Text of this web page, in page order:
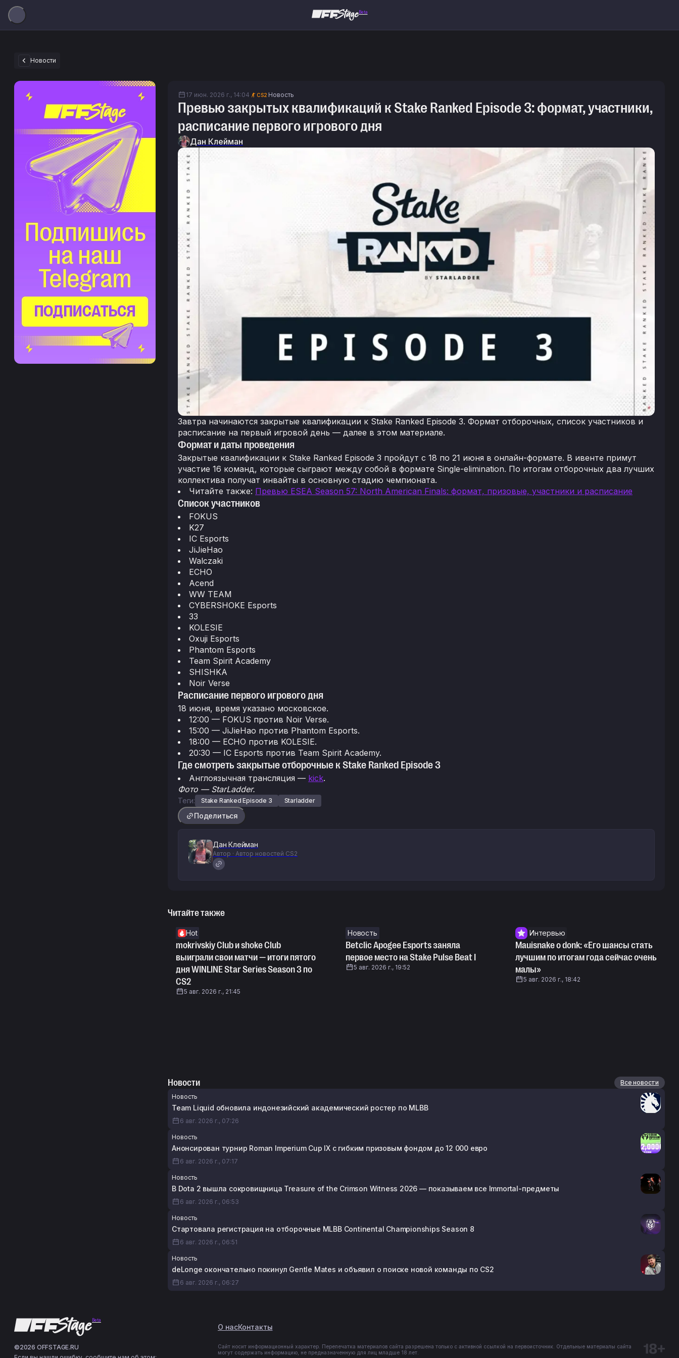
Beta
Новости
17 июн. 2026 г., 14:04 CS2 Новость
Превью закрытых квалификаций к Stake Ranked Episode 3: формат, участники,
расписание первого игрового дня
Дан Клейман
Завтра начинаются закрытые квалификации к Stake Ranked Episode 3. Формат отборочных, список участников и
расписание на первый игровой день — далее в этом материале.
Формат и даты проведения
Закрытые квалификации к Stake Ranked Episode 3 пройдут с 18 по 21 июня в онлайн-формате. В ивенте примут
участие 16 команд, которые сыграют между собой в формате Single-elimination. По итогам отборочных два лучших
коллектива получат инвайты в основную стадию чемпионата.
Читайте также: Превью ESEA Season 57: North American Finals: формат, призовые, участники и расписание
Список участников
FOKUS
K27
IC Esports
JiJieHao
Walczaki
ECHO
Acend
WW TEAM
CYBERSHOKE Esports
33
KOLESIE
Oxuji Esports
Phantom Esports
Team Spirit Academy
SHISHKA
Noir Verse
Расписание первого игрового дня
18 июня, время указано московское.
12:00 — FOKUS против Noir Verse.
15:00 — JiJieHao против Phantom Esports.
18:00 — ECHO против KOLESIE.
20:30 — IC Esports против Team Spirit Academy.
Где смотреть закрытые отборочные к Stake Ranked Episode 3
Англоязычная трансляция — kick.
Фото — StarLadder.
Теги: Stake Ranked Episode 3 Starladder
Поделиться
Дан Клейман
Автор · Автор новостей CS2
Читайте также
Hot
mokrivskiy Club и shoke Club
выиграли свои матчи — итоги пятого
дня WINLINE Star Series Season 3 по
CS2
5 авг. 2026 г., 21:45
Новость
Betclic Apogee Esports заняла
первое место на Stake Pulse Beat I
5 авг. 2026 г., 19:52
Интервью
Mauisnake о donk: «Его шансы стать
лучшим по итогам года сейчас очень
малы»
5 авг. 2026 г., 18:42
Новости
Все новости
Новость
Team Liquid обновила индонезийский академический ростер по MLBB
6 авг. 2026 г., 07:26
Новость
Анонсирован турнир Roman Imperium Cup IX с гибким призовым фондом до 12 000 евро
6 авг. 2026 г., 07:17
Новость
В Dota 2 вышла сокровищница Treasure of the Crimson Witness 2026 — показываем все Immortal-предметы
6 авг. 2026 г., 06:53
Новость
Стартовала регистрация на отборочные MLBB Continental Championships Season 8
6 авг. 2026 г., 06:51
Новость
deLonge окончательно покинул Gentle Mates и объявил о поиске новой команды по CS2
6 авг. 2026 г., 06:27
Beta
О насКонтакты
©2026 OFFSTAGE.RU
Сайт носит информационный характер. Перепечатка материалов сайта разрешена только с активной ссылкой на первоисточник. Отдельные материалы сайта
могут содержать информацию, не предназначенную для лиц младше 18 лет.